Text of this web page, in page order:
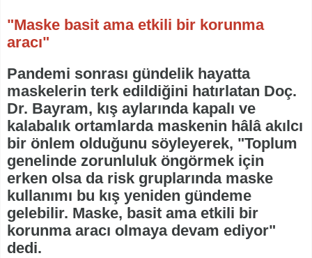
"Maske basit ama etkili bir korunma
aracı"
Pandemi sonrası gündelik hayatta
maskelerin terk edildiğini hatırlatan Doç.
Dr. Bayram, kış aylarında kapalı ve
kalabalık ortamlarda maskenin hâlâ akılcı
bir önlem olduğunu söyleyerek, "Toplum
genelinde zorunluluk öngörmek için
erken olsa da risk gruplarında maske
kullanımı bu kış yeniden gündeme
gelebilir. Maske, basit ama etkili bir
korunma aracı olmaya devam ediyor"
dedi.